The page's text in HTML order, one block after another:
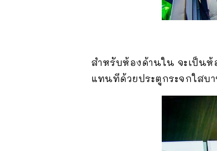
สำหรับห้องด้านใน จะเป็น
แทนทีด้วยประตูกระจกใสบ